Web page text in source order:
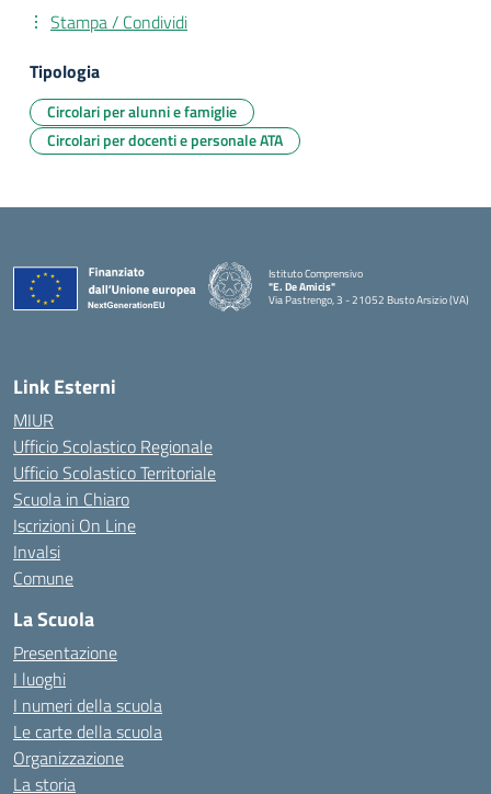
Stampa / Condividi
Tipologia
Circolari per alunni e famiglie
Circolari per docenti e personale ATA
Istituto Comprensivo
"E. De Amicis"
Via Pastrengo, 3 - 21052 Busto Arsizio (VA)
Link Esterni
MIUR
Ufficio Scolastico Regionale
Ufficio Scolastico Territoriale
Scuola in Chiaro
Iscrizioni On Line
Invalsi
Comune
La Scuola
Presentazione
I luoghi
I numeri della scuola
Le carte della scuola
Organizzazione
La storia